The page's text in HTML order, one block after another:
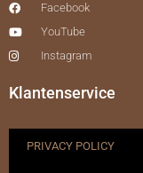
Facebook
YouTube
Instagram
Klantenservice
PRIVACY POLICY